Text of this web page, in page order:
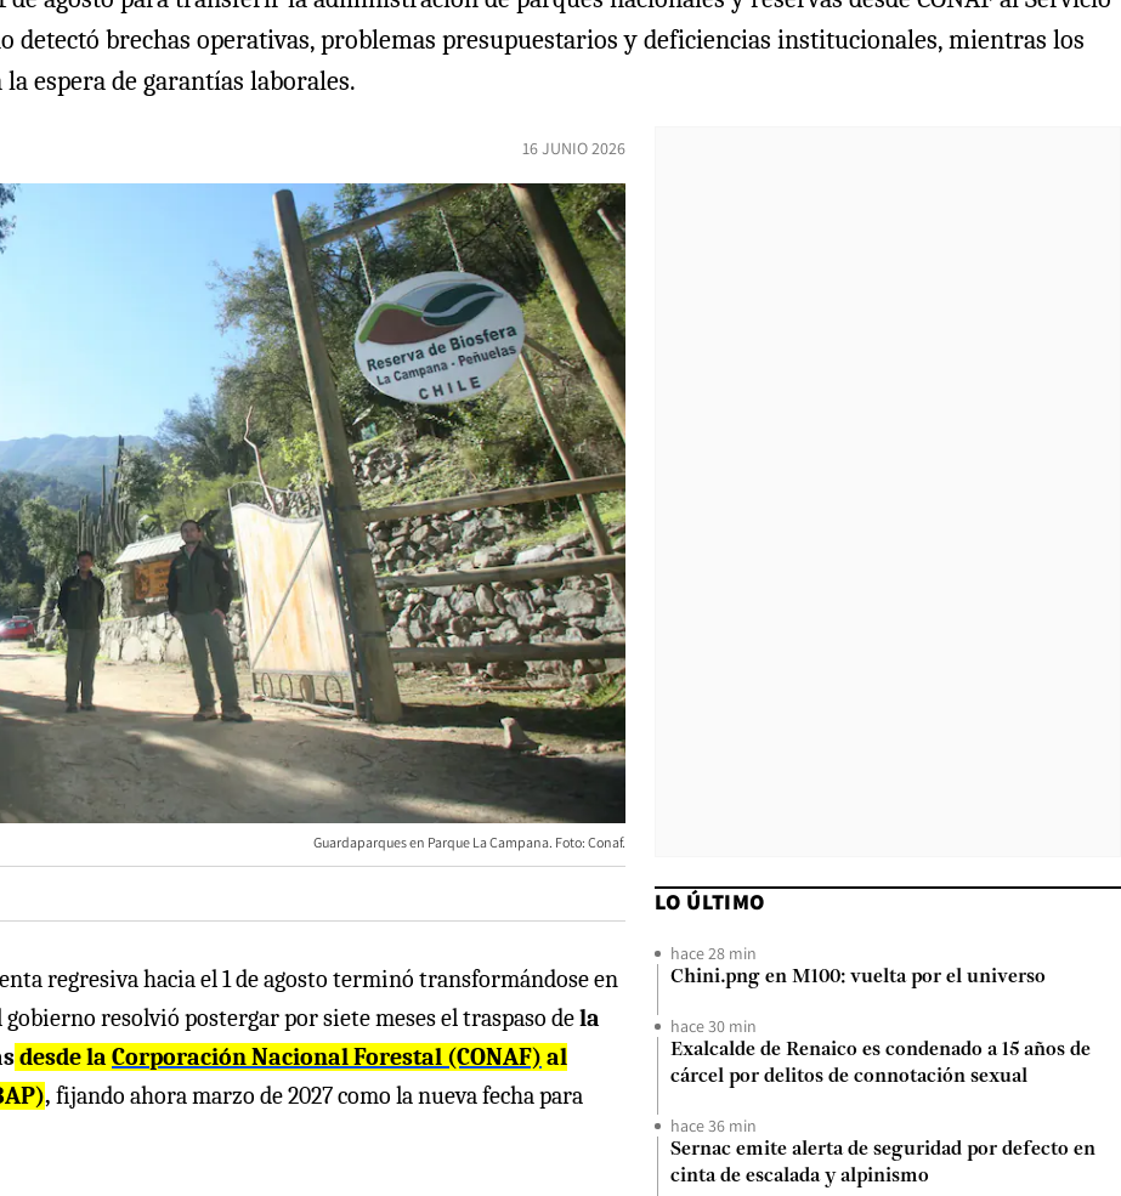
detectó brechas operativas, problemas presupuestarios y deficiencias institucionales, mientras los
espera de garantías laborales.
16 JUNIO 2026
Guardaparques en Parque La Campana. Foto: Conaf.
regresiva hacia el 1 de agosto terminó transformándose en
resolvió postergar por siete meses el traspaso dela
desde la Corporación Nacional Forestal (CONAF) al
, fijando ahora marzo de 2027 como la nueva fecha para
LO ÚLTIMO
hace 28 min
Chini.png en M100: vuelta por el universo
hace 30 min
Exalcalde de Renaico es condenado a 15 años de
cárcel por delitos de connotación sexual
hace 36 min
Sernac emite alerta de seguridad por defecto en
cinta de escalada y alpinismo